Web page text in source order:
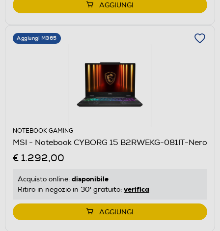
AGGIUNGI
Aggiungi M365
NOTEBOOK GAMING
MSI - Notebook CYBORG 15 B2RWEKG-081IT-Nero
€ 1.292,00
Acquisto online: disponibile
Ritiro in negozio in 30' gratuito: verifica
AGGIUNGI